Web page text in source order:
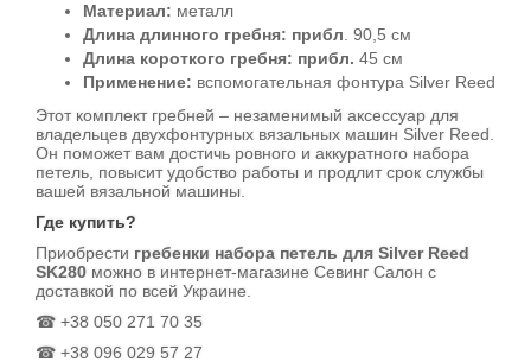
Материал: металл
Длина длинного гребня: прибл . 90,5 см
Длина короткого гребня: прибл. 45 см
Применение: вспомогательная фонтура Silver Reed
Этот комплект гребней – незаменимый аксессуар для
владельцев двухфонтурных вязальных машин Silver Reed.
Он поможет вам достичь ровного и аккуратного набора
петель, повысит удобство работы и продлит срок службы
вашей вязальной машины.
Где купить?
Приобрести гребенки набора петель для Silver Reed
SK280 можно в интернет-магазине Севинг Салон с
доставкой по всей Украине.
☎ +38 050 271 70 35
☎ +38 096 029 57 27